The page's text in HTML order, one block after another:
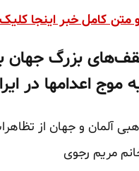
متن کامل خبر اینجا
بزرگ جهان
موج اعدامها در
آلمان و جهان از